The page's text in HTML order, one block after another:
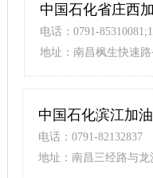
中国石化省庄西
电话：0791-
地址：南昌枫生快速路
中国石化滨江加
电话：0791-82132837
地址：南昌三经路与龙